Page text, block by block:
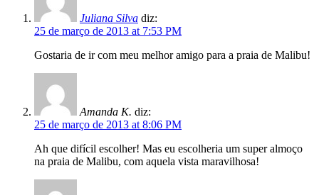
Juliana Silva diz:
25 de março de 2013 at 7:53 PM
Gostaria de ir com meu melhor amigo para a praia de Malibu!
Amanda K. diz:
25 de março de 2013 at 8:06 PM
Ah que difícil escolher! Mas eu escolheria um super almoço
na praia de Malibu, com aquela vista maravilhosa!